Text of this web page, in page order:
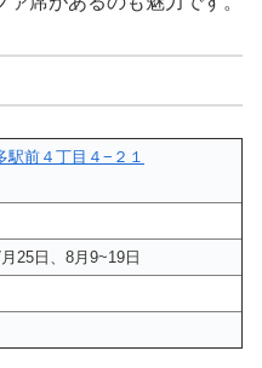
前４丁目４−２１
25日、8月9~19日